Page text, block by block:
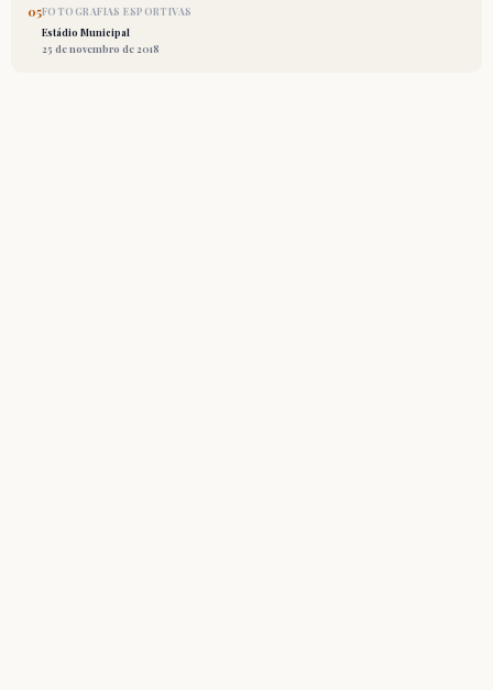
05FOTOGRAFIAS ESPORTIVAS
Estádio Municipal
25 de novembro de 2018